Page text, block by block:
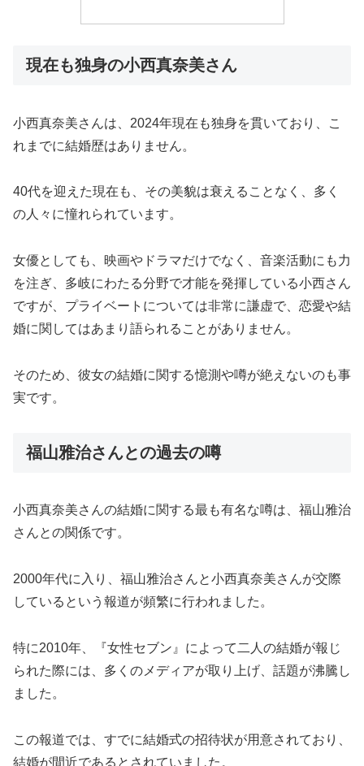
現在も独身の小西真奈美さん
小西真奈美さんは、2024年現在も独身を貫いており、こ
れまでに結婚歴はありません。
40代を迎えた現在も、その美貌は衰えることなく、多く
の人々に憧れられています。
女優としても、映画やドラマだけでなく、音楽活動にも力
を注ぎ、多岐にわたる分野で才能を発揮している小西さん
ですが、プライベートについては非常に謙虚で、恋愛や結
婚に関してはあまり語られることがありません。
そのため、彼女の結婚に関する憶測や噂が絶えないのも事
実です。
福山雅治さんとの過去の噂
小西真奈美さんの結婚に関する最も有名な噂は、福山雅治
さんとの関係です。
2000年代に入り、福山雅治さんと小西真奈美さんが交際
しているという報道が頻繁に行われました。
特に2010年、『女性セブン』によって二人の結婚が報じ
られた際には、多くのメディアが取り上げ、話題が沸騰し
ました。
この報道では、すでに結婚式の招待状が用意されており、
結婚が間近であるとされていました。